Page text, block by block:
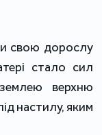
свою дорослу
стало сил
верхню
настилу, яким